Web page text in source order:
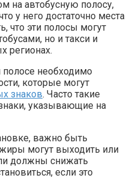
на автобусную полосу,
у него достаточно места
что эти полосы могут
но и такси и
регионах.
необходимо
которые могут
знаков. Часто такие
указывающие на
важно быть
могут выходить или
должны снижать
если это